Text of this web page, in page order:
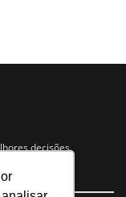
decisões.